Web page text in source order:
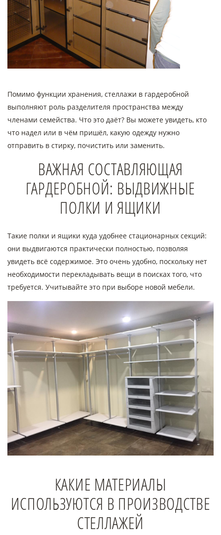
Помимо функции хранения, стеллажи в гардеробной
выполняют роль разделителя пространства между
членами семейства. Что это даёт? Вы можете увидеть, кто
что надел или в чём пришёл, какую одежду нужно
отправить в стирку, почистить или заменить.
ВАЖНАЯ СОСТАВЛЯЮЩАЯ
ГАРДЕРОБНОЙ: ВЫДВИЖНЫЕ
ПОЛКИ И ЯЩИКИ
Такие полки и ящики куда удобнее стационарных секций:
они выдвигаются практически полностью, позволяя
увидеть всё содержимое. Это очень удобно, поскольку нет
необходимости перекладывать вещи в поисках того, что
требуется. Учитывайте это при выборе новой мебели.
КАКИЕ МАТЕРИАЛЫ
ИСПОЛЬЗУЮТСЯ В ПРОИЗВОДСТВЕ
СТЕЛЛАЖЕЙ